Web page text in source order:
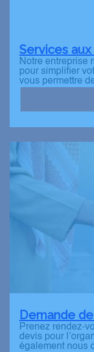
Services
Notre entreprise
pour simplifier
vous permettre
Demande
Prenez rendez-
devis pour
également nous